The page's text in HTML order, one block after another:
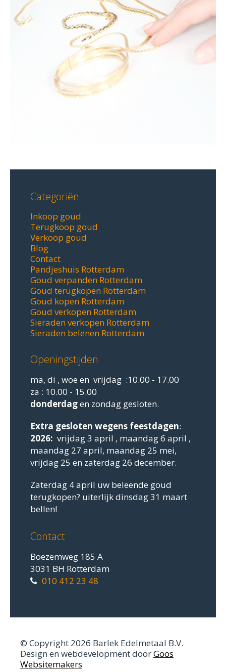
Categoriën
Inkoop goud
Terugkoop goud
Verkoop goud
Blog
Contact
Pandjeshuis Rotterdam
Goud verpanden Rotterdam
Goud terugkopen Rotterdam
Goud kopen Rotterdam
Goud verkopen Rotterdam
Sieraden verkopen Rotterdam
Sieraden belenen Rotterdam
Openingstijden
ma, di , woe en vrijdag :10.00 - 17.00
za : 10.00 - 15.00
donderdagen zondag gesloten.
Extra gesloten wegens feestdagen:
2026: vrijdag 3 april , maandag 6 april ,
maandag 27 april, maandag 25 mei,
vrijdag 25 en zaterdag 26 december.
Zaterdag 4 april uw beleende goud
terugkopen? uiterlijk dinsdag 31 maart
bellen!
Contact
Boezemweg 185 A
3031 BH Rotterdam
010 412 23 48
© Copyright 2026 Barlek Edelmetaal B.V.
Design en webdevelopment doorGoos
Websitemakers